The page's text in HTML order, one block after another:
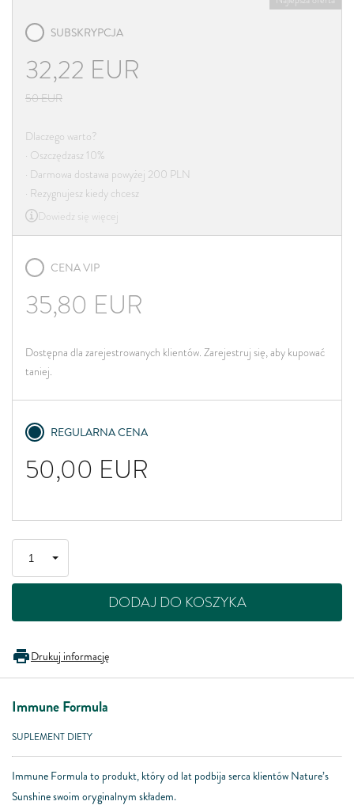
SUBSKRYPCJA
32,22 EUR
50EUR
Dlaczego warto?
· Oszczędzasz 10%
· Darmowa dostawa powyżej 200 PLN
· Rezygnujesz kiedy chcesz
Dowiedz się więcej
CENA VIP
35,80 EUR
Dostępna dla zarejestrowanych klientów. Zarejestruj się, aby kupować
taniej.
REGULARNA CENA
50,00 EUR
DODAJ DO KOSZYKA
Drukuj informację
Immune Formula
SUPLEMENT DIETY
Immune Formula to produkt, który od lat podbija serca klientów Nature’s
Sunshine swoim oryginalnym składem.